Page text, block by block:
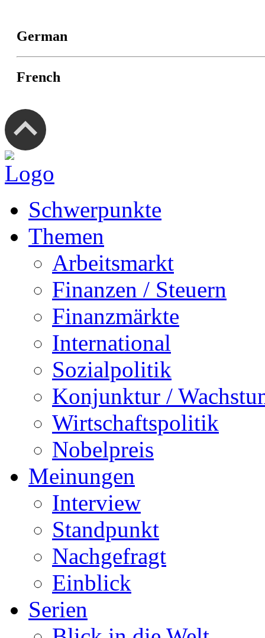
German
French
Schwerpunkte
Themen
Arbeitsmarkt
Finanzen / Steuern
Finanzmärkte
International
Sozialpolitik
Konjunktur /
Wirtschaftspolitik
Nobelpreis
Meinungen
Interview
Standpunkt
Nachgefragt
Einblick
Serien